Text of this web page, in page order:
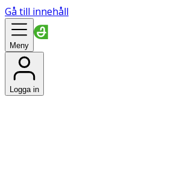
Gå till innehåll
Meny
Logga in